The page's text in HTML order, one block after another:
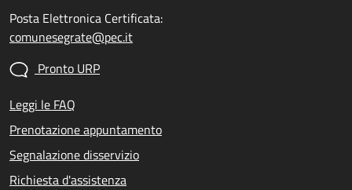
Posta Elettronica Certificata:
comunesegrate@pec.it
Pronto URP
Leggi le FAQ
Prenotazione appuntamento
Segnalazione disservizio
Richiesta d'assistenza